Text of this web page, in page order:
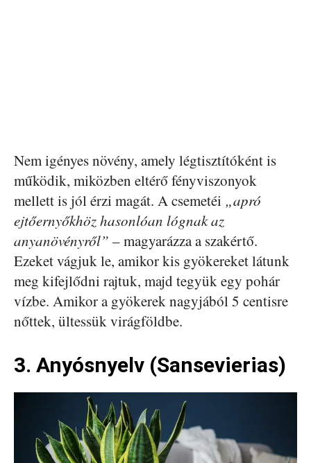
Nem igényes növény, amely légtisztítóként is
működik, miközben eltérő fényviszonyok
mellett is jól érzi magát. A csemetéi „apró
ejtőernyőkhöz hasonlóan lógnak az
anyanövényről” – magyarázza a szakértő.
Ezeket vágjuk le, amikor kis gyökereket látunk
meg kifejlődni rajtuk, majd tegyük egy pohár
vízbe. Amikor a gyökerek nagyjából 5 centisre
nőttek, ültessük virágföldbe.
3. Anyósnyelv (Sansevierias)